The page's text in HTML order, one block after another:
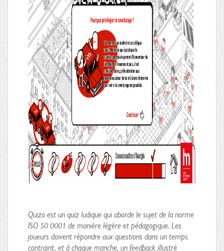
Quizo est un quiz ludique qui aborde le sujet de la norme
ISO 50 0001 de manière légère et pédagogique. Les
joueurs doivent répondre aux questions dans un temps
contraint, et à chaque manche, un feedback illustré